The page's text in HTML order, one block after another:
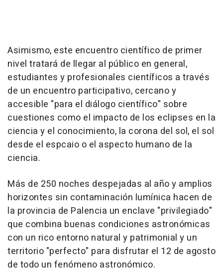
Asimismo, este encuentro científico de primer
nivel tratará de llegar al público en general,
estudiantes y profesionales científicos a través
de un encuentro participativo, cercano y
accesible "para el diálogo científico" sobre
cuestiones como el impacto de los eclipses en la
ciencia y el conocimiento, la corona del sol, el sol
desde el espcaio o el aspecto humano de la
ciencia.
Más de 250 noches despejadas al año y amplios
horizontes sin contaminación lumínica hacen de
la provincia de Palencia un enclave "privilegiado"
que combina buenas condiciones astronómicas
con un rico entorno natural y patrimonial y un
territorio "perfecto" para disfrutar el 12 de agosto
de todo un fenómeno astronómico.